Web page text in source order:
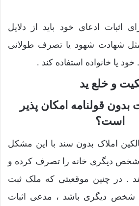
اثبات ادعای خود باید از دلایل
شهادت شهود یا تصرف طولانی
یا خانواده استفاده کند .
و خلع ید
املاک بدون سند با این مشکل
دیگری خانه را تصرف کرده و
. در چنین موقعیتی که ملک ثبت
دیگری باشد ، مدعی اثبات